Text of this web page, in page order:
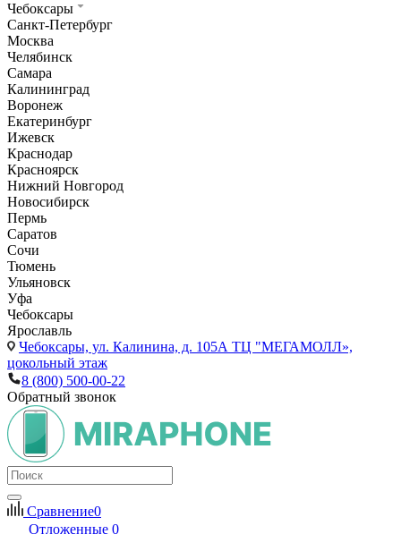
Чебоксары
Санкт-Петербург
Москва
Челябинск
Самара
Калининград
Воронеж
Екатеринбург
Ижевск
Краснодар
Красноярск
Нижний Новгород
Новосибирск
Пермь
Саратов
Сочи
Тюмень
Ульяновск
Уфа
Чебоксары
Ярославль
Чебоксары, ул. Калинина, д. 105А ТЦ "МЕГАМОЛЛ»,
цокольный этаж
8 (800) 500-00-22
Обратный звонок
Сравнение0
Отложенные 0